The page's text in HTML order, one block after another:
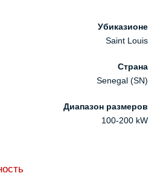
Убиказионе
Saint Louis
Страна
Senegal (SN)
Диапазон размеров
100-200 kW